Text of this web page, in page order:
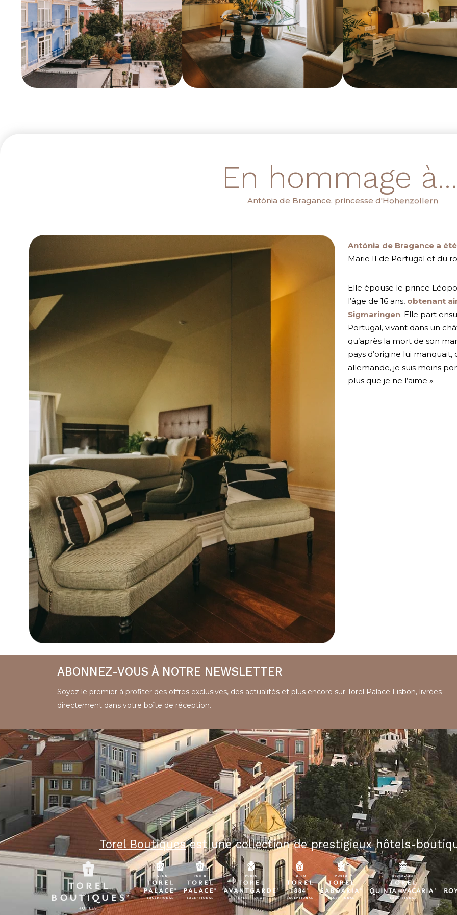
En hommage
Antónia de Bragance, princesse d'Hohenzollern
Antónia de Bragance a
Marie II de Portugal et du
Elle épouse le prince
l’âge de 16 ans, obtenant
Sigmaringen . Elle part
Portugal, vivant dans un
qu’après la mort de son
pays d’origine lui
allemande, je suis moins
plus que je ne l’aime ».
ABONNEZ-VOUS À NOTRE NEWSLETTER
Soyez le premier à profiter des offres exclusives, des actualités et plus encore sur Torel Palace Lisbon, livrées
directement dans votre boîte de réception.
Torel Boutiquesest une collection de prestigieux hôtels-